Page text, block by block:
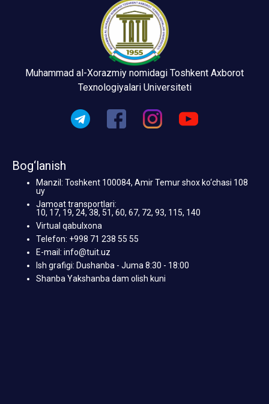
Muhammad al-Xorazmiy nomidagi Toshkent Axborot
Texnologiyalari Universiteti
Bog‘lanish
Manzil: Toshkent 100084, Amir Temur shox ko‘chasi 108
uy
Jamoat transportlari:
10, 17, 19, 24, 38, 51, 60, 67, 72, 93, 115, 140
Virtual qabulxona
Telefon: +998 71 238 55 55
E-mail: info@tuit.uz
Ish grafigi: Dushanba - Juma 8:30 - 18:00
Shanba Yakshanba dam olish kuni